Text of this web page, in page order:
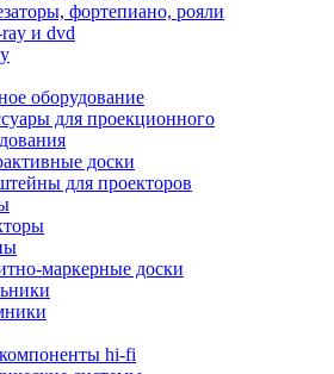
Для техники по уходу за собой
Для фильтров воды
Дополнительные принадлежности
аксессуары
для телевизоров
Комплекты спутникового тв
Кронштейны и подставки для тв
Приставки smart box
Прочие аксессуары для тв
Пульты ду
Тв антенны
Цифровые тв ресиверы
панели
планшеты
устройства
фортепиано, рояли
и dvd
оборудование
для проекционного
доски
для проекторов
маркерные доски
hi-fi